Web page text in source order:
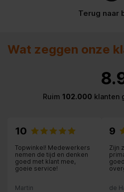
Terug naar
Wat zeggen onze
Ruim 102.000 klanten
10
Topwinkel! Medewerkers
nemen de tijd en denken
goed met klant mee,
goeie service!
Martin
9
Zijn
de